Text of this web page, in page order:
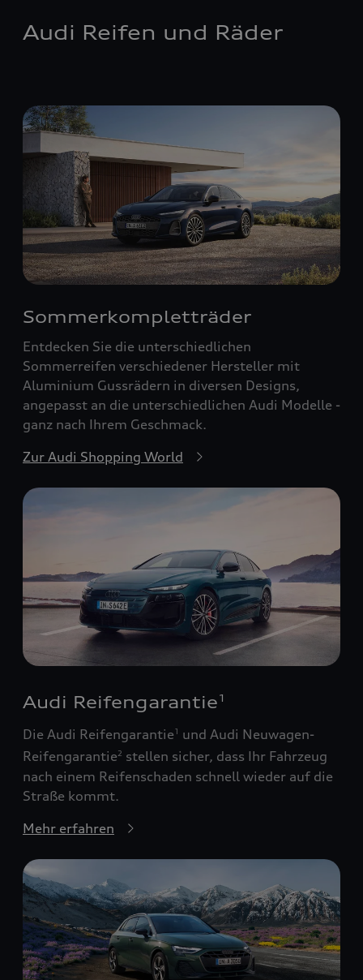
Audi Reifen und Räder
Sommerkompletträder
Entdecken Sie die unterschiedlichen
Sommerreifen verschiedener Hersteller mit
Aluminium Gussrädern in diversen Designs,
angepasst an die unterschiedlichen Audi Modelle -
ganz nach Ihrem Geschmack.
Zur Audi Shopping World
Audi Reifengarantie 1
Die Audi Reifengarantie1
und Audi Neuwagen-
Reifengarantie2 stellen sicher, dass Ihr Fahrzeug
nach einem Reifenschaden schnell wieder auf die
Straße kommt.
Mehr erfahren